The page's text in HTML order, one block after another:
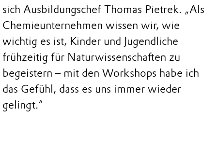
sich Ausbildungschef Thomas Pietrek. „Als
Chemieunternehmen wissen wir, wie
wichtig es ist, Kinder und Jugendliche
frühzeitig für Naturwissenschaften zu
begeistern – mit den Workshops habe ich
das Gefühl, dass es uns immer wieder
gelingt.“